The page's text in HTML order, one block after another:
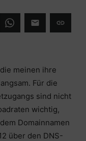
meinen ihre
Für die
sind nicht
wichtig,
Domainnamen
über den DNS-